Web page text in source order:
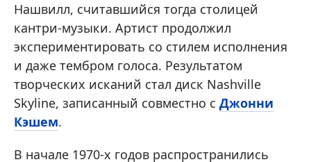
Нашвилл, считавшийся тогда столицей
кантри-музыки. Артист продолжил
экспериментировать со стилем исполнения
и даже тембром голоса. Результатом
творческих исканий стал диск Nashville
Skyline, записанный совместно с Джонни
Кэшем.
В начале 1970-х годов распространились